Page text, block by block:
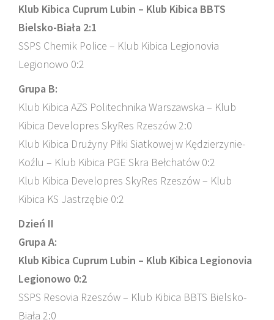
Klub Kibica Cuprum Lubin – Klub Kibica BBTS
Bielsko-Biała 2:1
SSPS Chemik Police – Klub Kibica Legionovia
Legionowo 0:2
Grupa B:
Klub Kibica AZS Politechnika Warszawska – Klub
Kibica Developres SkyRes Rzeszów 2:0
Klub Kibica Drużyny Piłki Siatkowej w Kędzierzynie-
Koźlu – Klub Kibica PGE Skra Bełchatów 0:2
Klub Kibica Developres SkyRes Rzeszów – Klub
Kibica KS Jastrzębie 0:2
Dzień II
Grupa A:
Klub Kibica Cuprum Lubin – Klub Kibica Legionovia
Legionowo 0:2
SSPS Resovia Rzeszów – Klub Kibica BBTS Bielsko-
Biała 2:0